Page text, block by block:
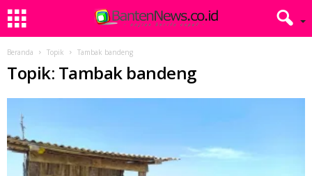
Beranda Topik Tambak bandeng
Topik: Tambak bandeng